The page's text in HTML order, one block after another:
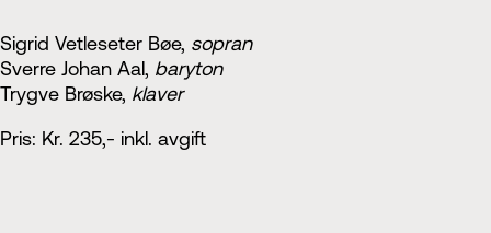
Sigrid Vetleseter Bøe, sopran
Sverre Johan Aal, baryton
Trygve Brøske, klaver
Pris: Kr. 235,- inkl. avgift